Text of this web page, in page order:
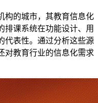
构的城市，其教育信息化
排课系统在功能设计、用
代表性。通过分析这些源
对教育行业的信息化需求